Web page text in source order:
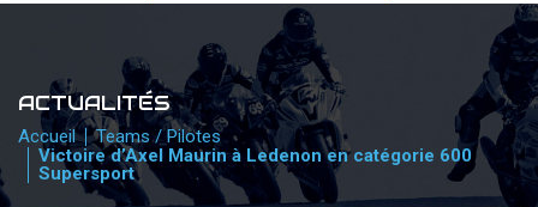
PHOTOS / WEB TV
PARTENAIRES
PRESSE
ACTUALITÉS
Accueil
Teams / Pilotes
Victoire d’Axel Maurin à Ledenon en catégorie 600
Supersport